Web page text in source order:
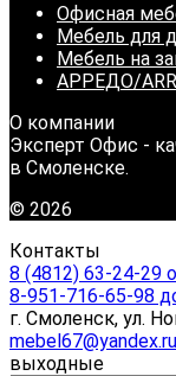
Офисная
Мебель для
Мебель на
АРРЕДО/
О компании
Эксперт Офис -
в Смоленске.
© 2026
Контакты
8 (4812) 63-24-29
8-951-716-65-98
г. Смоленск, ул.
mebel67@yandex.ru
выходные